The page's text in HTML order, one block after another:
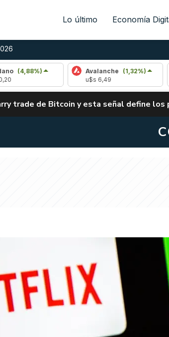
Lo último Economía
Avalanche
(1,32%)
trade de Bitcoin y esta señal define